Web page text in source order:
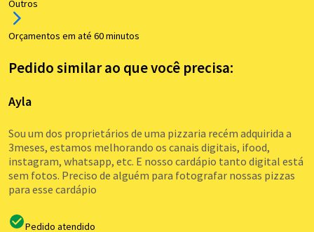
Outros
Orçamentos em até 60 minutos
Pedido similar ao que você precisa:
Ayla
Sou um dos proprietários de uma pizzaria recém adquirida a
3meses, estamos melhorando os canais digitais, ifood,
instagram, whatsapp, etc. E nosso cardápio tanto digital está
sem fotos. Preciso de alguém para fotografar nossas pizzas
para esse cardápio
Pedido atendido